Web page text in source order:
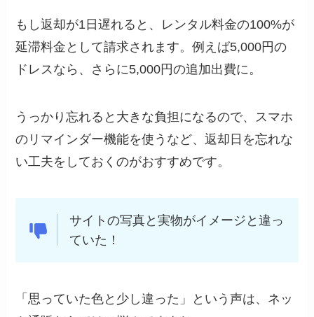
もし返却が1日遅れると、レンタル料金の100%が
延滞料金として請求されます。例えば5,000円の
ドレスなら、さらに5,000円の追加出費に。
うっかり忘れると大きな負担になるので、スマホ
のリマインダー機能を使うなど、返却日を忘れな
い工夫をしておくのがおすすめです。
サイトの写真と実物がイメージと違っ
ていた！
「思っていた色と少し違った」という声は、ネッ